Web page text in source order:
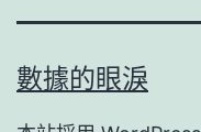
數據的眼淚